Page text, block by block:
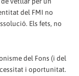
del FMI no
Els fets, no
del Fons (i del
i oportunitat.